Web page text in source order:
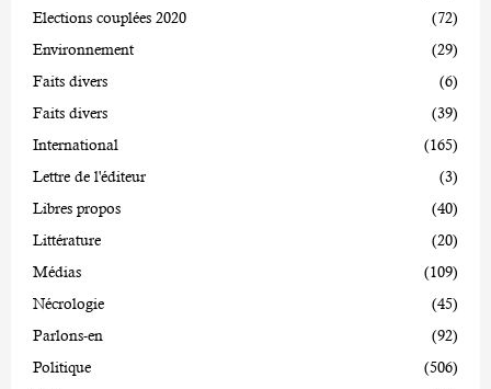
Elections couplées 2020
(72)
Environnement
(29)
Faits divers
(6)
Faits divers
(39)
International
(165)
Lettre de l'éditeur
(3)
Libres propos
(40)
Littérature
(20)
Médias
(109)
Nécrologie
(45)
Parlons-en
(92)
Politique
(506)